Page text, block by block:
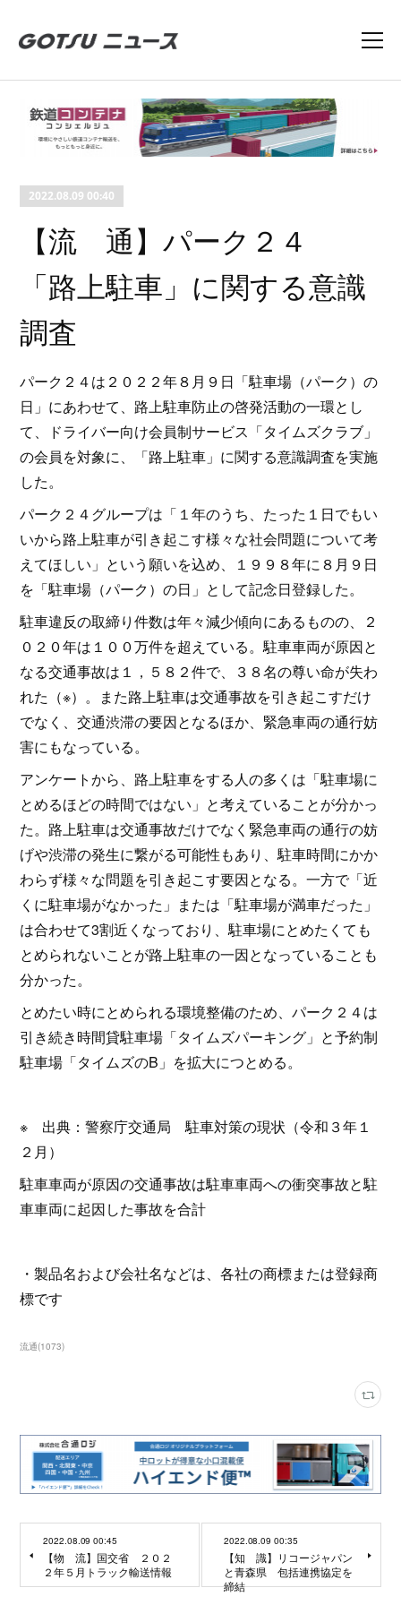
2022.08.09 00:40
【流 通】パーク２４
「路上駐車」に関する意識
調査
パーク２４は２０２２年８月９日「駐車場（パーク）の
日」にあわせて、路上駐車防止の啓発活動の一環とし
て、ドライバー向け会員制サービス「タイムズクラブ」
の会員を対象に、「路上駐車」に関する意識調査を実施
した。
パーク２４グループは「１年のうち、たった１日でもい
いから路上駐車が引き起こす様々な社会問題について考
えてほしい」という願いを込め、１９９８年に８月９日
を「駐車場（パーク）の日」として記念日登録した。
駐車違反の取締り件数は年々減少傾向にあるものの、２
０２０年は１００万件を超えている。駐車車両が原因と
なる交通事故は１，５８２件で、３８名の尊い命が失わ
れた（※）。また路上駐車は交通事故を引き起こすだけ
でなく、交通渋滞の要因となるほか、緊急車両の通行妨
害にもなっている。
アンケートから、路上駐車をする人の多くは「駐車場に
とめるほどの時間ではない」と考えていることが分かっ
た。路上駐車は交通事故だけでなく緊急車両の通行の妨
げや渋滞の発生に繋がる可能性もあり、駐車時間にかか
わらず様々な問題を引き起こす要因となる。一方で「近
くに駐車場がなかった」または「駐車場が満車だった」
は合わせて3割近くなっており、駐車場にとめたくても
とめられないことが路上駐車の一因となっていることも
分かった。
とめたい時にとめられる環境整備のため、パーク２４は
引き続き時間貸駐車場「タイムズパーキング」と予約制
駐車場「タイムズのB」を拡大につとめる。
※ 出典：警察庁交通局 駐車対策の現状（令和３年１
２月）
駐車車両が原因の交通事故は駐車車両への衝突事故と駐
車車両に起因した事故を合計
・製品名および会社名などは、各社の商標または登録商
標です
流通(1073)
2022.08.09 00:45
【物 流】国交省 ２０２
２年５月トラック輸送情報
2022.08.09 00:35
【知 識】リコージャパン
と青森県 包括連携協定を
締結